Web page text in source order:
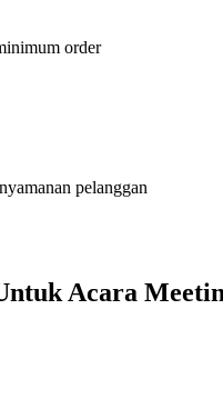
order
pelanggan
Acara